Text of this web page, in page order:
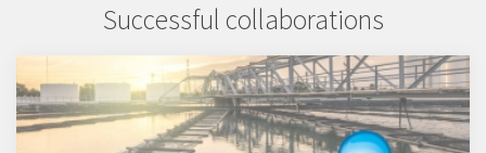
Successful collaborations